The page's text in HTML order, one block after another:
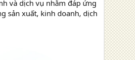
và dịch vụ nhằm đáp ứng
sản xuất, kinh doanh, dịch